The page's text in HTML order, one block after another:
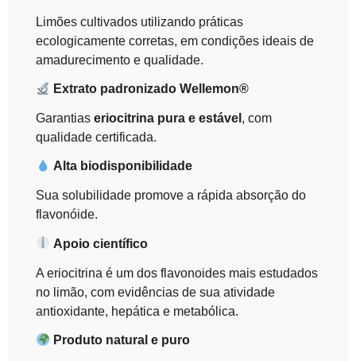
Limões cultivados utilizando práticas
ecologicamente corretas, em condições ideais de
amadurecimento e qualidade.
Extrato padronizado Wellemon®
Garantias eriocitrina pura e estável , com
qualidade certificada.
Alta biodisponibilidade
Sua solubilidade promove a rápida absorção do
flavonóide.
Apoio científico
A eriocitrina é um dos flavonoides mais estudados
no limão, com evidências de sua atividade
antioxidante, hepática e metabólica.
Produto natural e puro